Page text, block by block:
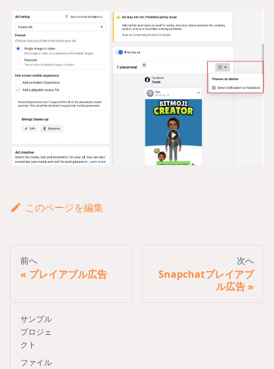
このページを編集
前へ
プレイアブル広告
次へ
Snapchatプレイアブ
ル広告
サンプル
プロジェ
クト
ファイル